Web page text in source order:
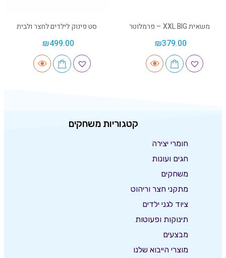
משאית XXL BIG – פרמלוטר
₪379.00
סט פינוק לילדים לחצר ולבית
₪499.00
קטגוריות משחקים
חומרי יצירה
חגים ועונות
משחקים
מתקני חצר וריהוט
ציוד לגני ילדים
תינוקות ופעוטות
מבצעים
מוצרי הייבוא שלנו